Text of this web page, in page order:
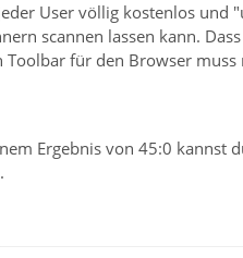
User völlig kostenlos und
scannen lassen kann.
für den Browser
Ergebnis von 45:0 kannst